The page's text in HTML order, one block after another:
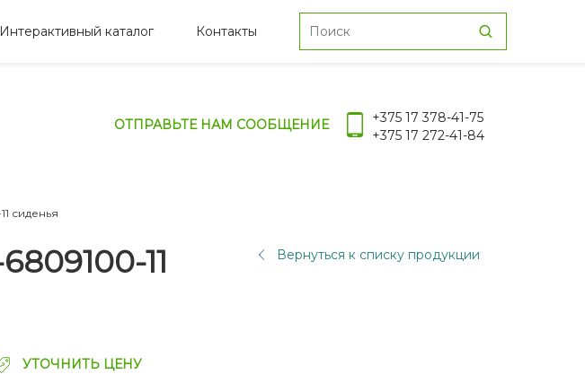
Интерактивный каталог Контакты
ОТПРАВЬТЕ НАМ СООБЩЕНИЕ
+375 17 378-41-75
+375 17 272-41-84
сиденья
11
Вернуться к списку продукции
УТОЧНИТЬ ЦЕНУ